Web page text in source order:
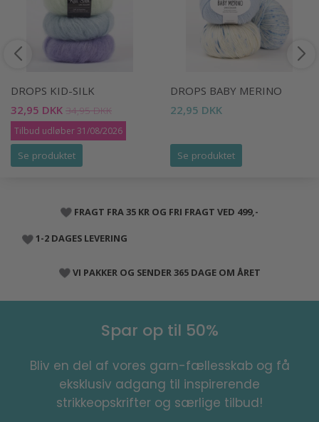
DROPS KID-SILK
32,95 DKK 34,95 DKK
Tilbud udløber 31/08/2026
Se produktet
DROPS BABY MERINO
22,95 DKK
Se produktet
FRAGT FRA 35 KR OG FRI FRAGT VED 499,-
1-2 DAGES LEVERING
VI PAKKER OG SENDER 365 DAGE OM ÅRET
Spar op til 50%
Bliv en del af vores garn-fællesskab og få
eksklusiv adgang til inspirerende
strikkeopskrifter og særlige tilbud!